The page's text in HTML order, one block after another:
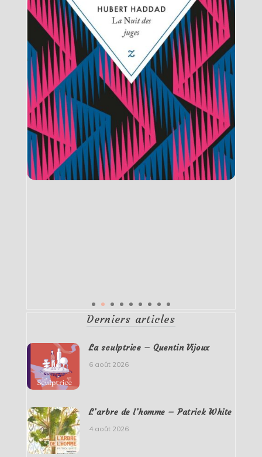
Derniers articles
La sculptrice – Quentin Vijoux
6 août 2026
L’arbre de l’homme – Patrick White
4 août 2026